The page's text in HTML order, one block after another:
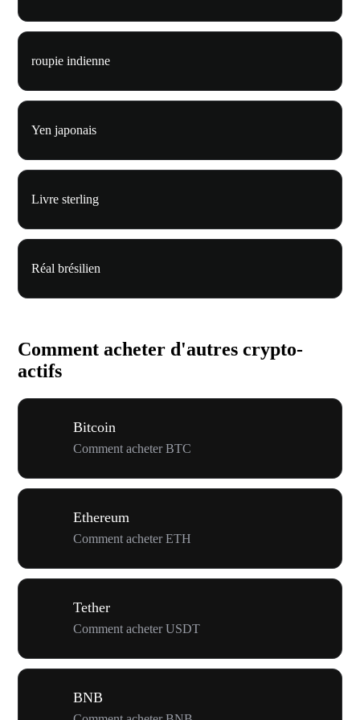
roupie indienne
Yen japonais
Livre sterling
Réal brésilien
Comment acheter d'autres crypto-
actifs
Bitcoin
Comment acheter BTC
Ethereum
Comment acheter ETH
Tether
Comment acheter USDT
BNB